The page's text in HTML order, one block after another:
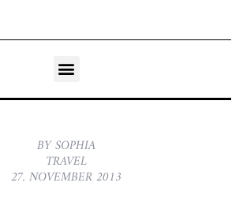
BY SOPHIA
TRAVEL
27. NOVEMBER 2013